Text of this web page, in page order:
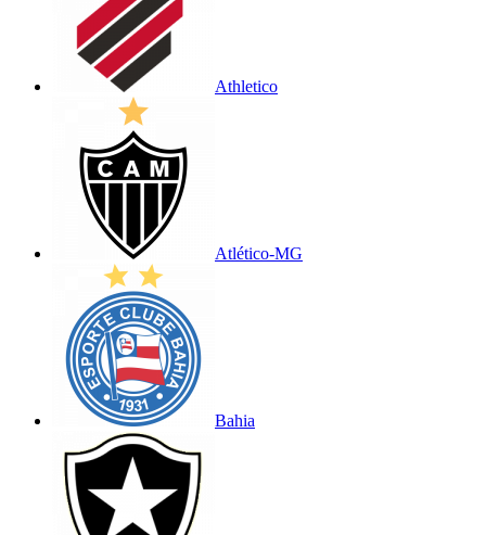
Athletico
Atlético-MG
Bahia